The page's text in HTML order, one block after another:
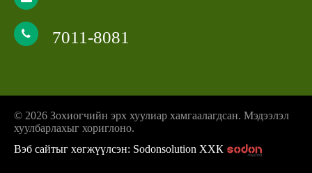
7011-8081
© 2026 Зохиогчийн эрх хуулиар хамгаалагдсан. Мэдээлэл
хуулбарлахыг хориглоно.
Вэб сайтыг хөгжүүлсэн: Sodonsolution ХХК